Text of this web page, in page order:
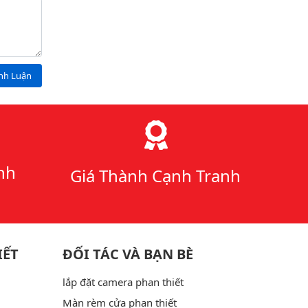
Luận
Giá Thành Cạnh Tranh
ĐỐI TÁC VÀ BẠN BÈ
lắp đặt camera phan thiết
Màn rèm cửa phan thiết